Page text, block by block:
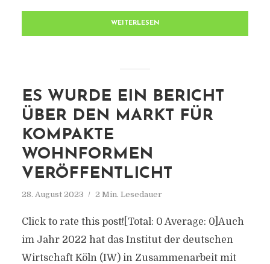
WEITERLESEN
ES WURDE EIN BERICHT
ÜBER DEN MARKT FÜR
KOMPAKTE
WOHNFORMEN
VERÖFFENTLICHT
28. August 2023 2 Min. Lesedauer
Click to rate this post![Total: 0 Average: 0]Auch
im Jahr 2022 hat das Institut der deutschen
Wirtschaft Köln (IW) in Zusammenarbeit mit